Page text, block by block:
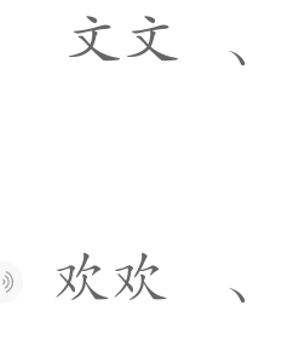
文文
、
欢欢
、